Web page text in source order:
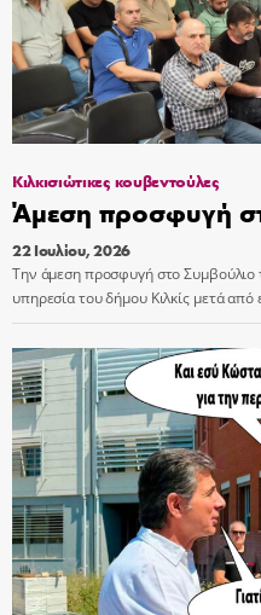
Κιλκισιώτικες κουβεντούλες
Άμεση προσφυγή
22 Ιουλίου, 2026
Την άμεση προσφυγή στο Συμβούλιο
υπηρεσία του δήμου Κιλκίς μετά